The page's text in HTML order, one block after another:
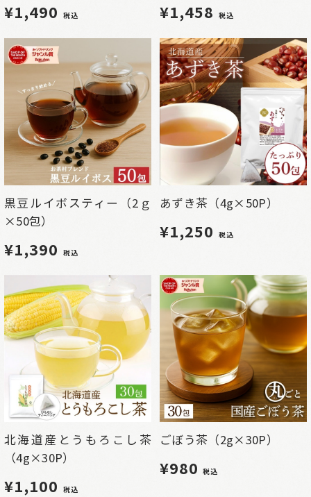
¥1,490 税込 ¥1,458 税込
黒豆ルイボスティー（2ｇ
×50包）
¥1,390 税込
あずき茶（4g×50P）
¥1,250 税込
北海道産とうもろこし茶
（4g×30P）
¥1,100 税込
ごぼう茶（2g×30P）
¥980税込